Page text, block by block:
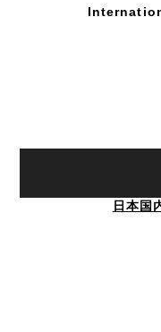
日本国